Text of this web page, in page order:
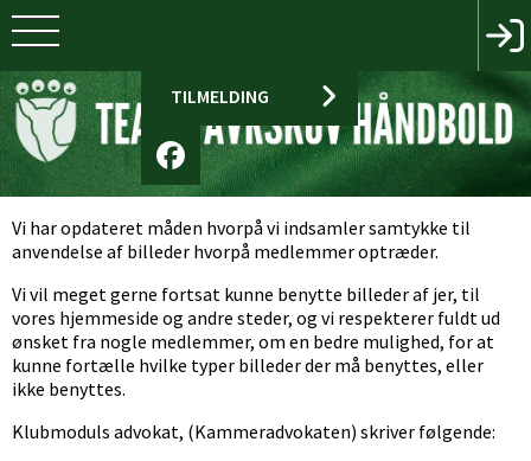
TILMELDING
Vi har opdateret måden hvorpå vi indsamler samtykke til
anvendelse af billeder hvorpå medlemmer optræder.
Vi vil meget gerne fortsat kunne benytte billeder af jer, til
vores hjemmeside og andre steder, og vi respekterer fuldt ud
ønsket fra nogle medlemmer, om en bedre mulighed, for at
kunne fortælle hvilke typer billeder der må benyttes, eller
ikke benyttes.
Klubmoduls advokat, (Kammeradvokaten) skriver følgende: